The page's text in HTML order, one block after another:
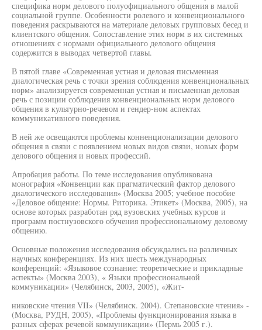
специфика норм делового полуофициального общения в малой
социальной группе. Особенности ролевого и конвенционального
поведения раскрываются на материале деловых групповых бесед и
клиентского общения. Сопоставление этих норм в их системных
отношениях с нормами официального делового общения
содержится в выводах четвертой главы.
В пятой главе «Современная устная и деловая письменная
диалогическая речь с точки зрения соблюдения конвенциональных
норм» анализируется современная устная и письменная деловая
речь с позиции соблюдения конвенциональных норм делового
общения в культурно-речевом и гендер-ном аспектах
коммуникативного поведения.
В ней же освещаются проблемы конненционализации делового
общения в связи с появлением новых видов связи, новых форм
делового общения и новых профессий.
Апробация работы. По теме исследования опубликована
монография «Конвенции как прагматический фактор делового
диалогического исследования» (Москва 2005; учебное пособие
«Деловое общение: Нормы. Риторика. Этикет» (Москва, 2005), на
основе которых разработан ряд вузовских учебных курсов и
программ постнузовского обучения профессиональному деловому
общению.
Основные положения исследования обсуждались на различных
научных конференциях. Из них шесть международных
конференций: «Языковое сознание: теоретические и прикладные
аспекты» (Москва 2003), « Языки профессиональной
коммуникации» (Челябинск, 2003, 2005), «Жит-
никовские чтения VII» (Челябинск. 2004). Степановские чтения» -
(Москва, РУДН, 2005), «Проблемы функционирования языка в
разных сферах речевой коммуникации» (Пермь 2005 г.).